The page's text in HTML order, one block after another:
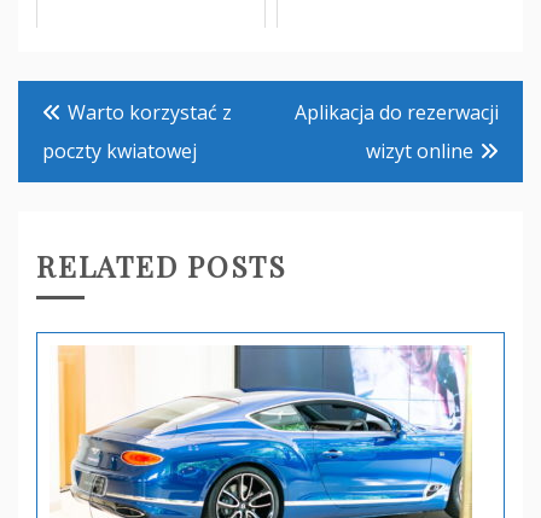
Nawigacja
wpisu
Warto korzystać z
poczty kwiatowej
Aplikacja do rezerwacji
wizyt online
RELATED POSTS